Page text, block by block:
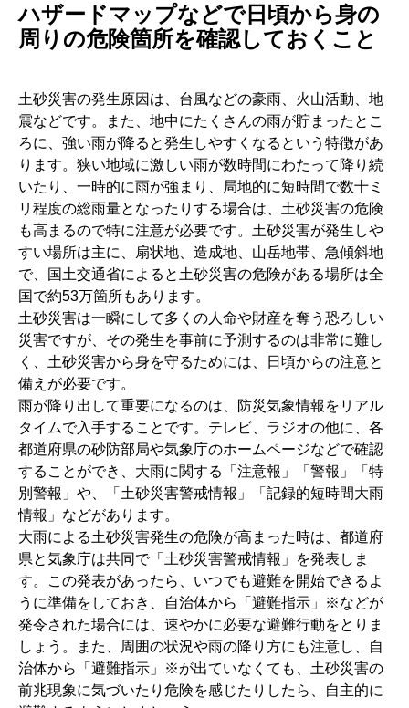
ハザードマップなどで日頃から身の
周りの危険箇所を確認しておくこと
土砂災害の発生原因は、台風などの豪雨、火山活動、地
震などです。また、地中にたくさんの雨が貯まったとこ
ろに、強い雨が降ると発生しやすくなるという特徴があ
ります。狭い地域に激しい雨が数時間にわたって降り続
いたり、一時的に雨が強まり、局地的に短時間で数十ミ
リ程度の総雨量となったりする場合は、土砂災害の危険
も高まるので特に注意が必要です。土砂災害が発生しや
すい場所は主に、扇状地、造成地、山岳地帯、急傾斜地
で、国土交通省によると土砂災害の危険がある場所は全
国で約53万箇所もあります。
土砂災害は一瞬にして多くの人命や財産を奪う恐ろしい
災害ですが、その発生を事前に予測するのは非常に難し
く、土砂災害から身を守るためには、日頃からの注意と
備えが必要です。
雨が降り出して重要になるのは、防災気象情報をリアル
タイムで入手することです。テレビ、ラジオの他に、各
都道府県の砂防部局や気象庁のホームページなどで確認
することができ、大雨に関する「注意報」「警報」「特
別警報」や、「土砂災害警戒情報」「記録的短時間大雨
情報」などがあります。
大雨による土砂災害発生の危険が高まった時は、都道府
県と気象庁は共同で「土砂災害警戒情報」を発表しま
す。この発表があったら、いつでも避難を開始できるよ
うに準備をしておき、自治体から「避難指示」※などが
発令された場合には、速やかに必要な避難行動をとりま
しょう。また、周囲の状況や雨の降り方にも注意し、自
治体から「避難指示」※が出ていなくても、土砂災害の
前兆現象に気づいたり危険を感じたりしたら、自主的に